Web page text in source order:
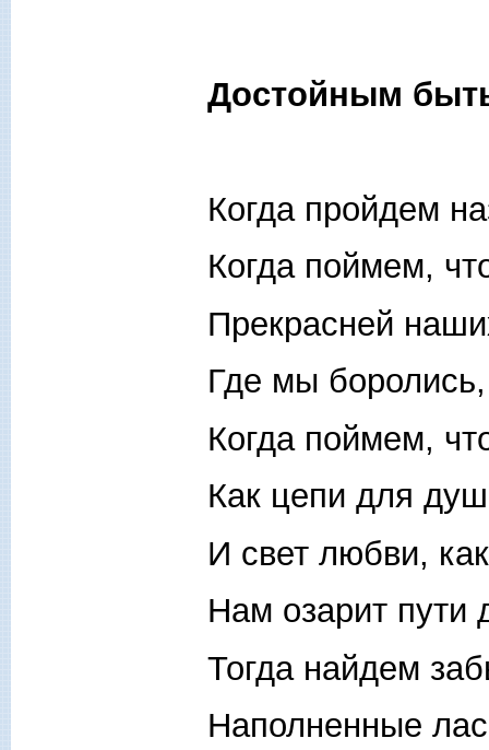
Достойным
Когда пройдем
Когда поймем,
Прекрасней
Где мы
Когда поймем,
Как цепи для
И свет любви,
Нам озарит пути
Тогда найдем
Наполненные